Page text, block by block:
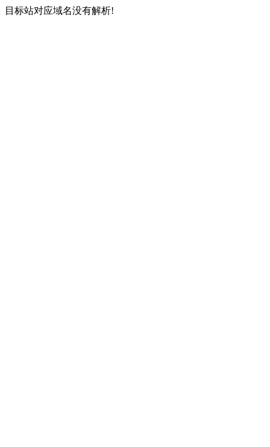
目标站对应域名没有解析!